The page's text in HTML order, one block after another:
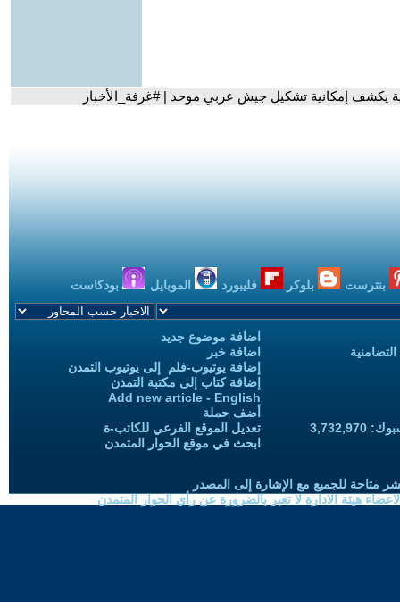
يكشف إمكانية تشكيل جيش عربي موحد | #غرفة_الأخبار
بنترست بلوكر فليبورد الموبايل بودكاست
اضافة موضوع جديد
اضافة خبر
إضافة يوتيوب-فلم إلى يوتيوب التمدن
إضافة كتاب إلى مكتبة التمدن
Add new article - English
أضف حملة
تعديل الموقع الفرعي للكاتب-ة
ابحث في موقع الحوار المتمدن
متاحة للجميع مع الإشارة إلى المصدر
هيئة الادارة لا تعبر بالضرورة عن رأي الحوار المتمدن